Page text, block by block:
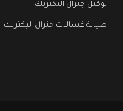
توكيل جنرال اليكتريك
صيانة غسالات جنرال اليكتريك